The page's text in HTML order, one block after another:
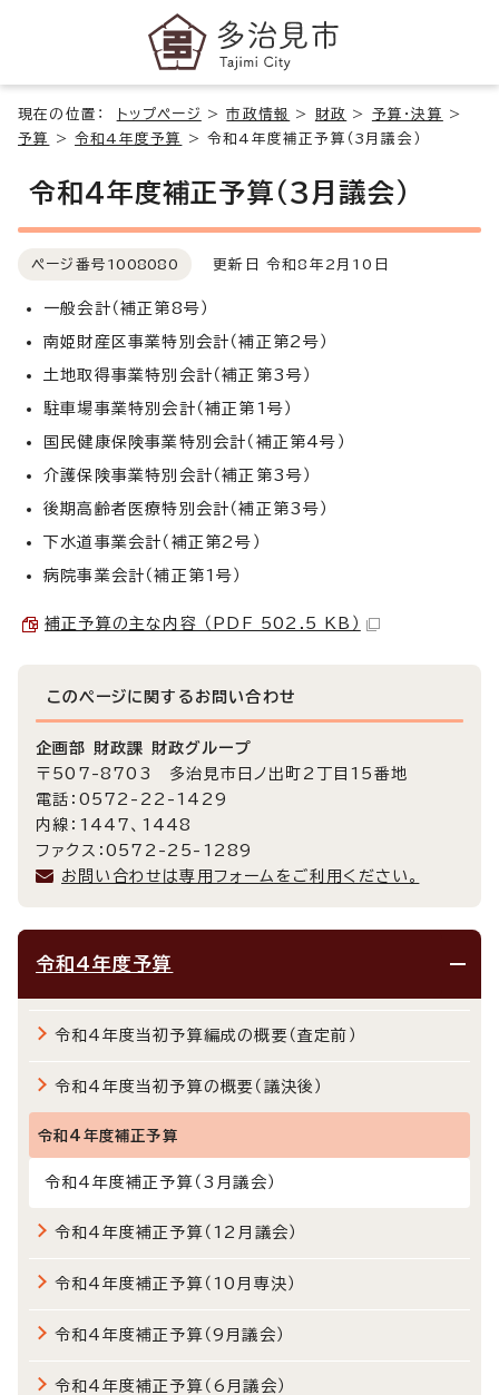
現在の位置： トップページ >市政情報 > 財政 > 予算・決算
>
予算
>令和4年度予算 >令和4年度補正予算（3月議会）
令和4年度補正予算（3月議会）
ページ番号 1008080 更新日 令和8年2月10日
一般会計（補正第8号）
南姫財産区事業特別会計（補正第2号）
土地取得事業特別会計（補正第3号）
駐車場事業特別会計（補正第1号）
国民健康保険事業特別会計（補正第4号）
介護保険事業特別会計（補正第3号）
後期高齢者医療特別会計（補正第3号）
下水道事業会計（補正第2号）
病院事業会計（補正第1号）
補正予算の主な内容 （PDF 502.5 KB）
このページに関する お問い合わせ
企画部 財政課 財政グループ
〒507-8703 多治見市日ノ出町2丁目15番地
電話：0572-22-1429
内線：1447、1448
ファクス：0572-25-1289
お問い合わせは専用フォームをご利用ください。
令和4年度予算
令和4年度当初予算編成の概要（査定前）
令和4年度当初予算の概要（議決後）
令和4年度補正予算
令和4年度補正予算（3月議会）
令和4年度補正予算（12月議会）
令和4年度補正予算（10月専決）
令和4年度補正予算（9月議会）
令和4年度補正予算（6月議会）